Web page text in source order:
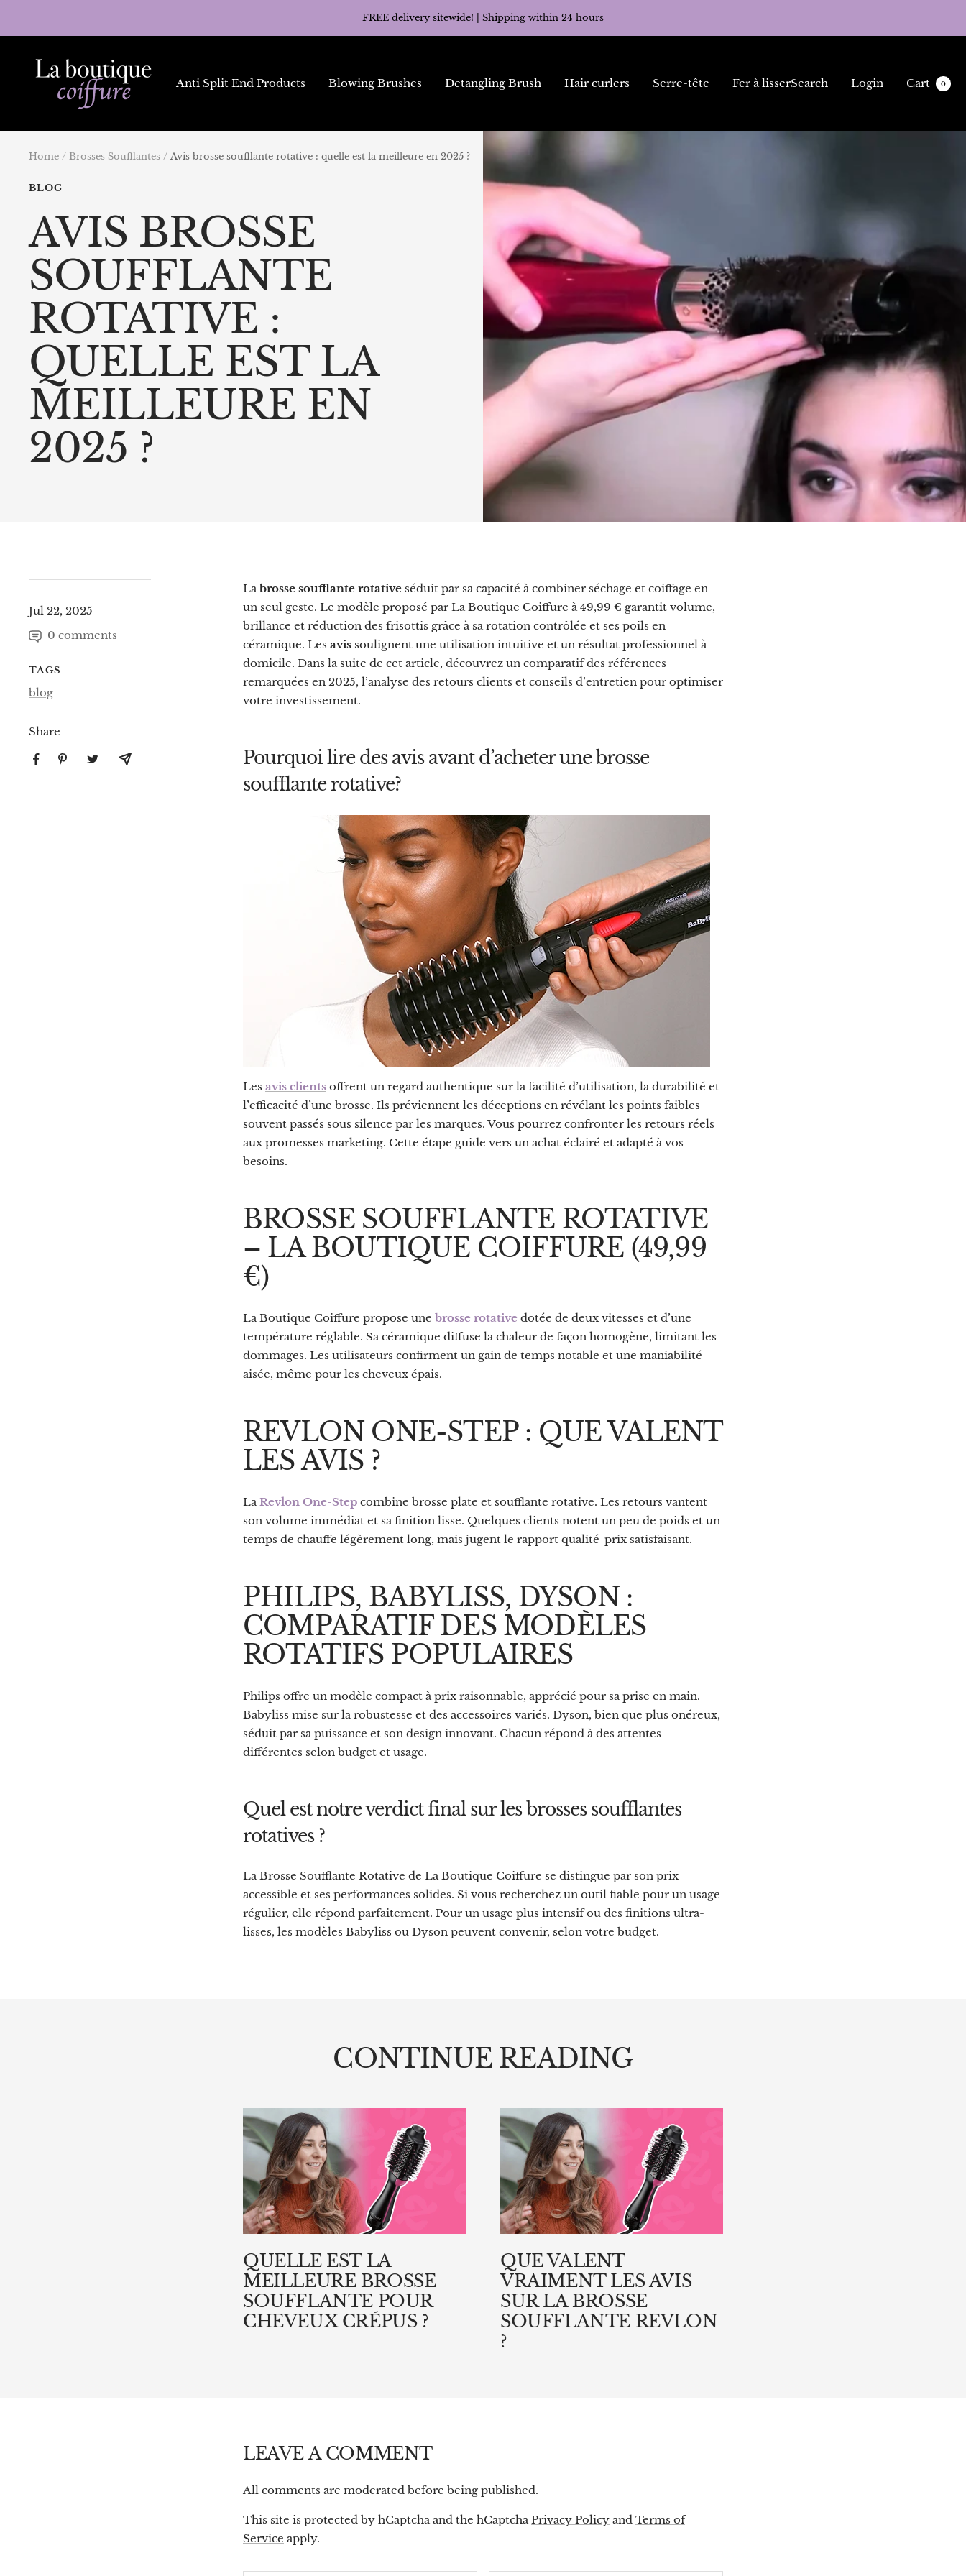
FREE delivery sitewide! | Shipping within 24 hours
Anti Split End Products Blowing Brushes Detangling Brush Hair curlers Serre-tête Fer à lisser
La
Boutique
Coiffure
Search Login Cart 0
Home Brosses Soufflantes Avis brosse soufflante rotative : quelle est la meilleure en 2025 ?
BLOG
AVIS BROSSE
SOUFFLANTE
ROTATIVE :
QUELLE EST LA
MEILLEURE EN
2025 ?
Jul 22, 2025
0 comments
TAGS
blog
Share
Labrosse soufflante rotative séduit par sa capacité à combiner séchage et coiffage en
un seul geste. Le modèle proposé par La Boutique Coiffure à 49,99 € garantit volume,
brillance et réduction des frisottis grâce à sa rotation contrôlée et ses poils en
céramique. Les avis soulignent une utilisation intuitive et un résultat professionnel à
domicile. Dans la suite de cet article, découvrez un comparatif des références
remarquées en 2025, l’analyse des retours clients et conseils d’entretien pour optimiser
votre investissement.
Pourquoi lire des avis avant d’acheter une brosse
soufflante rotative?
Les avis clients offrent un regard authentique sur la facilité d’utilisation, la durabilité et
l’efficacité d’une brosse. Ils préviennent les déceptions en révélant les points faibles
souvent passés sous silence par les marques. Vous pourrez confronter les retours réels
aux promesses marketing. Cette étape guide vers un achat éclairé et adapté à vos
besoins.
BROSSE SOUFFLANTE ROTATIVE
– LA BOUTIQUE COIFFURE (49,99
€)
La Boutique Coiffure propose une brosse rotative dotée de deux vitesses et d’une
température réglable. Sa céramique diffuse la chaleur de façon homogène, limitant les
dommages. Les utilisateurs confirment un gain de temps notable et une maniabilité
aisée, même pour les cheveux épais.
REVLON ONE-STEP : QUE VALENT
LES AVIS ?
LaRevlon One-Step combine brosse plate et soufflante rotative. Les retours vantent
son volume immédiat et sa finition lisse. Quelques clients notent un peu de poids et un
temps de chauffe légèrement long, mais jugent le rapport qualité-prix satisfaisant.
PHILIPS, BABYLISS, DYSON :
COMPARATIF DES MODÈLES
ROTATIFS POPULAIRES
Philips offre un modèle compact à prix raisonnable, apprécié pour sa prise en main.
Babyliss mise sur la robustesse et des accessoires variés. Dyson, bien que plus onéreux,
séduit par sa puissance et son design innovant. Chacun répond à des attentes
différentes selon budget et usage.
Quel est notre verdict final sur les brosses soufflantes
rotatives ?
La Brosse Soufflante Rotative de La Boutique Coiffure se distingue par son prix
accessible et ses performances solides. Si vous recherchez un outil fiable pour un usage
régulier, elle répond parfaitement. Pour un usage plus intensif ou des finitions ultra-
lisses, les modèles Babyliss ou Dyson peuvent convenir, selon votre budget.
CONTINUE READING
QUELLE EST LA
MEILLEURE BROSSE
SOUFFLANTE POUR
CHEVEUX CRÉPUS ?
QUE VALENT
VRAIMENT LES AVIS
SUR LA BROSSE
SOUFFLANTE REVLON
?
LEAVE A COMMENT
All comments are moderated before being published.
This site is protected by hCaptcha and the hCaptcha Privacy Policy and Terms of
Service apply.